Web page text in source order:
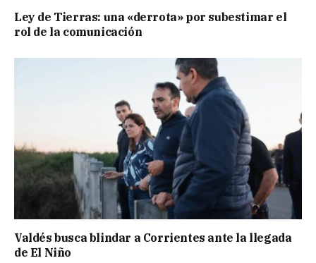
Ley de Tierras: una «derrota» por subestimar el
rol de la comunicación
Valdés busca blindar a Corrientes ante la llegada
de El Niño